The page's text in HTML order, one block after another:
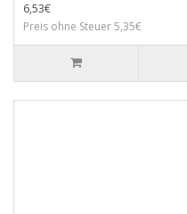
6,53€
Preis ohne Steuer 5,35€